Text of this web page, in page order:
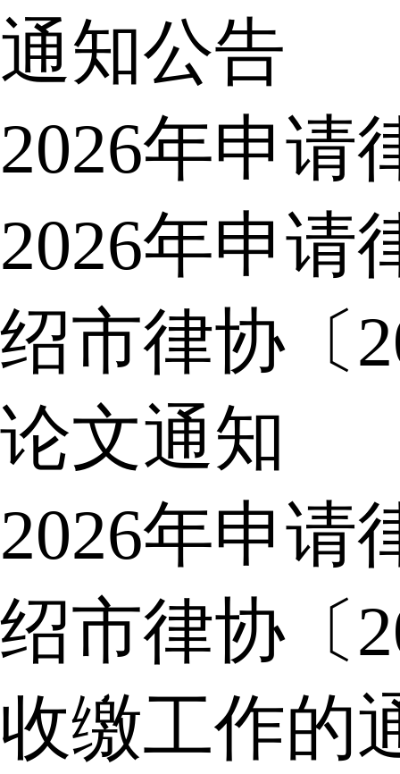
通知公告
2026年申请
2026年申请
绍市律协〔
论文通知
2026年申请
绍市律协〔
收缴工作的